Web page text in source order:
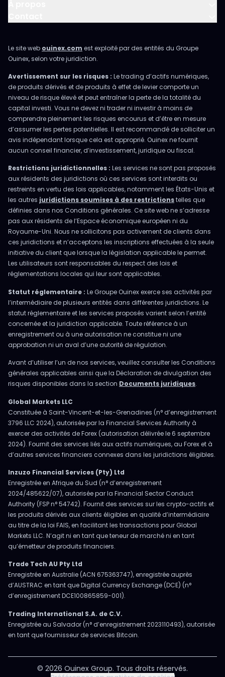
Le site web ouinex.com est exploité par des entités du Groupe
Ouinex, selon votre juridiction.
Avertissement sur les risques : Le trading d’actifs numériques,
de produits dérivés et de produits à effet de levier comporte un
niveau de risque élevé et peut entraîner la perte de la totalité du
capital investi. Vous ne devez ni trader ni investir à moins de
comprendre pleinement les risques encourus et d’être en mesure
d’assumer les pertes potentielles. Il est recommandé de solliciter un
avis indépendant lorsque cela est approprié. Ouinex ne fournit
aucun conseil financier, d’investissement, juridique ou fiscal.
Restrictions juridictionnelles : Les services ne sont pas proposés
aux résidents des juridictions où ces services sont interdits ou
restreints en vertu des lois applicables, notamment les États-Unis et
les autres juridictions soumises à des restrictionstelles que
définies dans nos Conditions générales. Ce site web ne s’adresse
pas aux résidents de l’Espace économique européen ni du
Royaume-Uni. Nous ne sollicitons pas activement de clients dans
ces juridictions et n’acceptons les inscriptions effectuées à la seule
initiative du client que lorsque la législation applicable le permet.
Les utilisateurs sont responsables du respect des lois et
réglementations locales qui leur sont applicables.
Statut réglementaire : Le Groupe Ouinex exerce ses activités par
l’intermédiaire de plusieurs entités dans différentes juridictions. Le
statut réglementaire et les services proposés varient selon l’entité
concernée et la juridiction applicable. Toute référence à un
enregistrement ou à une autorisation ne constitue ni une
approbation ni un aval d’une autorité de régulation.
Avant d’utiliser l’un de nos services, veuillez consulter les Conditions
générales applicables ainsi que la Déclaration de divulgation des
risques disponibles dans la section Documents juridiques.
Global Markets LLC
Constituée à Saint-Vincent-et-les-Grenadines (n° d’enregistrement
3796 LLC 2024), autorisée par la Financial Services Authority à
exercer des activités de Forex (autorisation délivrée le 6 septembre
2024). Fournit des services liés aux actifs numériques, au Forex et à
d’autres services financiers connexes dans les juridictions éligibles.
Inzuzo Financial Services (Pty) Ltd
Enregistrée en Afrique du Sud (n° d’enregistrement
2024/485622/07), autorisée par la Financial Sector Conduct
Authority (FSP n° 54742). Fournit des services sur les crypto-actifs et
les produits dérivés aux clients éligibles en qualité d’intermédiaire
au titre de la loi FAIS, en facilitant les transactions pour Global
Markets LLC. N’agit ni en tant que teneur de marché ni en tant
qu’émetteur de produits financiers.
Trade Tech AU Pty Ltd
Enregistrée en Australie (ACN 675363747), enregistrée auprès
d’AUSTRAC en tant que Digital Currency Exchange (DCE) (n°
d’enregistrement DCE100865859-001).
Trading International S.A. de C.V.
Enregistrée au Salvador (n° d’enregistrement 2023110493), autorisée
en tant que fournisseur de services Bitcoin.
© 2026 Ouinex Group. Tous droits réservés.